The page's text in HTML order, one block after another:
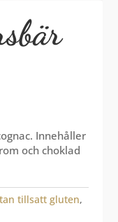
Innehåller
och choklad
tillsatt gluten,